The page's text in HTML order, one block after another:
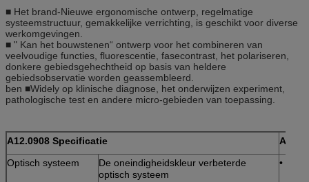
■ Het brand-Nieuwe ergonomische ontwerp, regelmatige
systeemstructuur, gemakkelijke verrichting, is geschikt voor diverse
werkomgevingen.
■ " Kan het bouwstenen“ ontwerp voor het combineren van
veelvoudige functies, fluorescentie, fasecontrast, het polariseren,
donkere gebiedsgehechtheid op basis van heldere
gebiedsobservatie worden geassembleerd.
ben ■Widely op klinische diagnose, het onderwijzen experiment,
pathologische test en andere micro-gebieden van toepassing.
A12.0908 Specificatie
A
Optisch systeem
De oneindigheidskleur verbeterde
optisch systeem
•